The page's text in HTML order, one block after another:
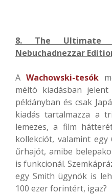
8. The Ultimate
Nebuchadnezzar
A Wachowski-tesók
méltó kiadásban
példányban és csak
kiadás tartalmazza a
lemezes, a film
kollekciót, valamint
űrhajót, amibe
is funkcionál.
egy Smith ügynök is
100 ezer forintért, igaz?